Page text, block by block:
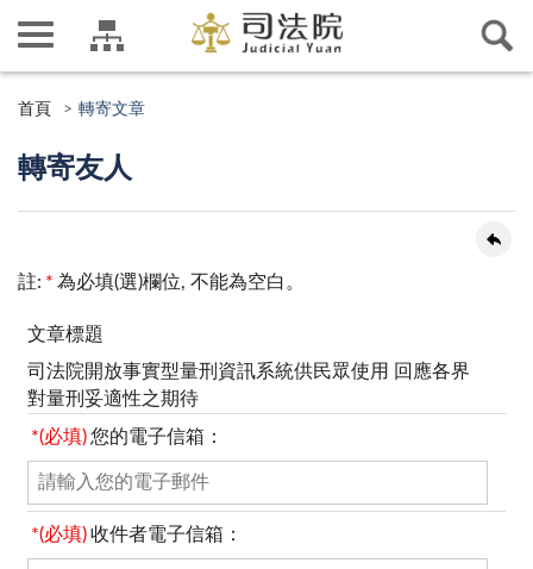
首頁 轉寄文章
轉寄友人
註: * 為必填(選)欄位, 不能為空白。
文章標題
司法院開放事實型量刑資訊系統供民眾使用 回應各界
對量刑妥適性之期待
*(必填) 您的電子信箱：
*(必填) 收件者電子信箱：